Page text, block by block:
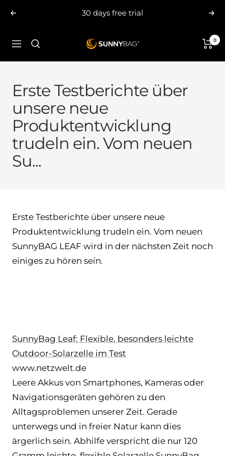
Previous 30 days free trial
Navigation SUNNYBAG.com 0
Erste Testberichte über
unsere neue
Produktentwicklung
trudeln ein. Vom neuen
Su...
Erste Testberichte über unsere neue
Produktentwicklung trudeln ein. Vom neuen
SunnyBAG LEAF wird in der nächsten Zeit noch
einiges zu hören sein.
SunnyBag Leaf: Flexible, besonders leichte
Outdoor-Solarzelle im Test
www.netzwelt.de
Leere Akkus von Smartphones, Kameras oder
Navigationsgeräten gehören zu den
Alltagsproblemen unserer Zeit. Gerade
unterwegs und in freier Natur kann dies
ärgerlich sein. Abhilfe verspricht die nur 120